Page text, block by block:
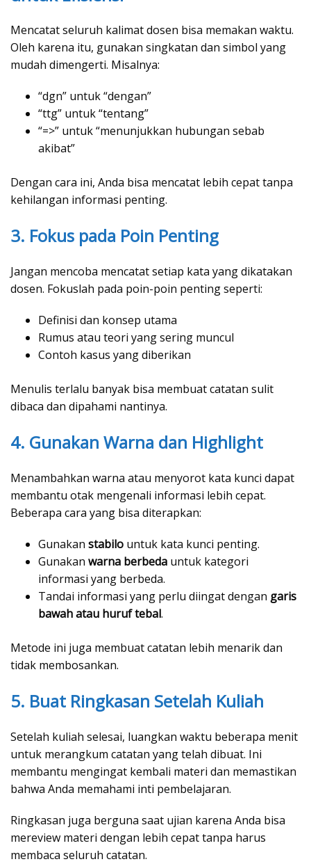
Mencatat seluruh kalimat dosen bisa memakan waktu.
Oleh karena itu, gunakan singkatan dan simbol yang
mudah dimengerti. Misalnya:
“dgn” untuk “dengan”
“ttg” untuk “tentang”
“=>” untuk “menunjukkan hubungan sebab
akibat”
Dengan cara ini, Anda bisa mencatat lebih cepat tanpa
kehilangan informasi penting.
3. Fokus pada Poin Penting
Jangan mencoba mencatat setiap kata yang dikatakan
dosen. Fokuslah pada poin-poin penting seperti:
Definisi dan konsep utama
Rumus atau teori yang sering muncul
Contoh kasus yang diberikan
Menulis terlalu banyak bisa membuat catatan sulit
dibaca dan dipahami nantinya.
4. Gunakan Warna dan Highlight
Menambahkan warna atau menyorot kata kunci dapat
membantu otak mengenali informasi lebih cepat.
Beberapa cara yang bisa diterapkan:
Gunakan stabilo untuk kata kunci penting.
Gunakan warna berbeda untuk kategori
informasi yang berbeda.
Tandai informasi yang perlu diingat dengan garis
bawah atau huruf tebal.
Metode ini juga membuat catatan lebih menarik dan
tidak membosankan.
5. Buat Ringkasan Setelah Kuliah
Setelah kuliah selesai, luangkan waktu beberapa menit
untuk merangkum catatan yang telah dibuat. Ini
membantu mengingat kembali materi dan memastikan
bahwa Anda memahami inti pembelajaran.
Ringkasan juga berguna saat ujian karena Anda bisa
mereview materi dengan lebih cepat tanpa harus
membaca seluruh catatan.